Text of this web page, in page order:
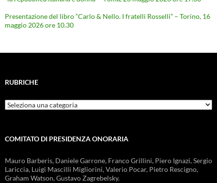
Presentazione del libro “Carlo & Nello. I fratelli Rosselli” – Torino, 16
maggio 2026 ore 10.30
RUBRICHE
Rubriche
COMITATO DI PRESIDENZA ONORARIA
Mauro Barberis, Daniele Garrone, Franco Grillini, Piero Ignazi, Sergio
Lariccia, Luigi Mascilli Migliorini, Valerio Pocar, Pietro Rescigno,
Graham Watson, Gustavo Zagrebelsky.